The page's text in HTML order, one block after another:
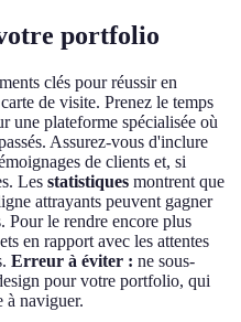
portfolio
clés pour réussir en
de visite. Prenez le temps
une plateforme spécialisée où
Assurez-vous d'inclure
de clients et, si
Les statistiques montrent que
attrayants peuvent gagner
Pour le rendre encore plus
en rapport avec les attentes
Erreur à éviter : ne sous-
pour votre portfolio, qui
à naviguer.